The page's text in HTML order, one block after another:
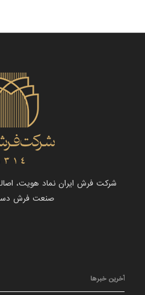
شرکت فرش ایران نماد هویت،
صنعت فرش
آخرین خبرها